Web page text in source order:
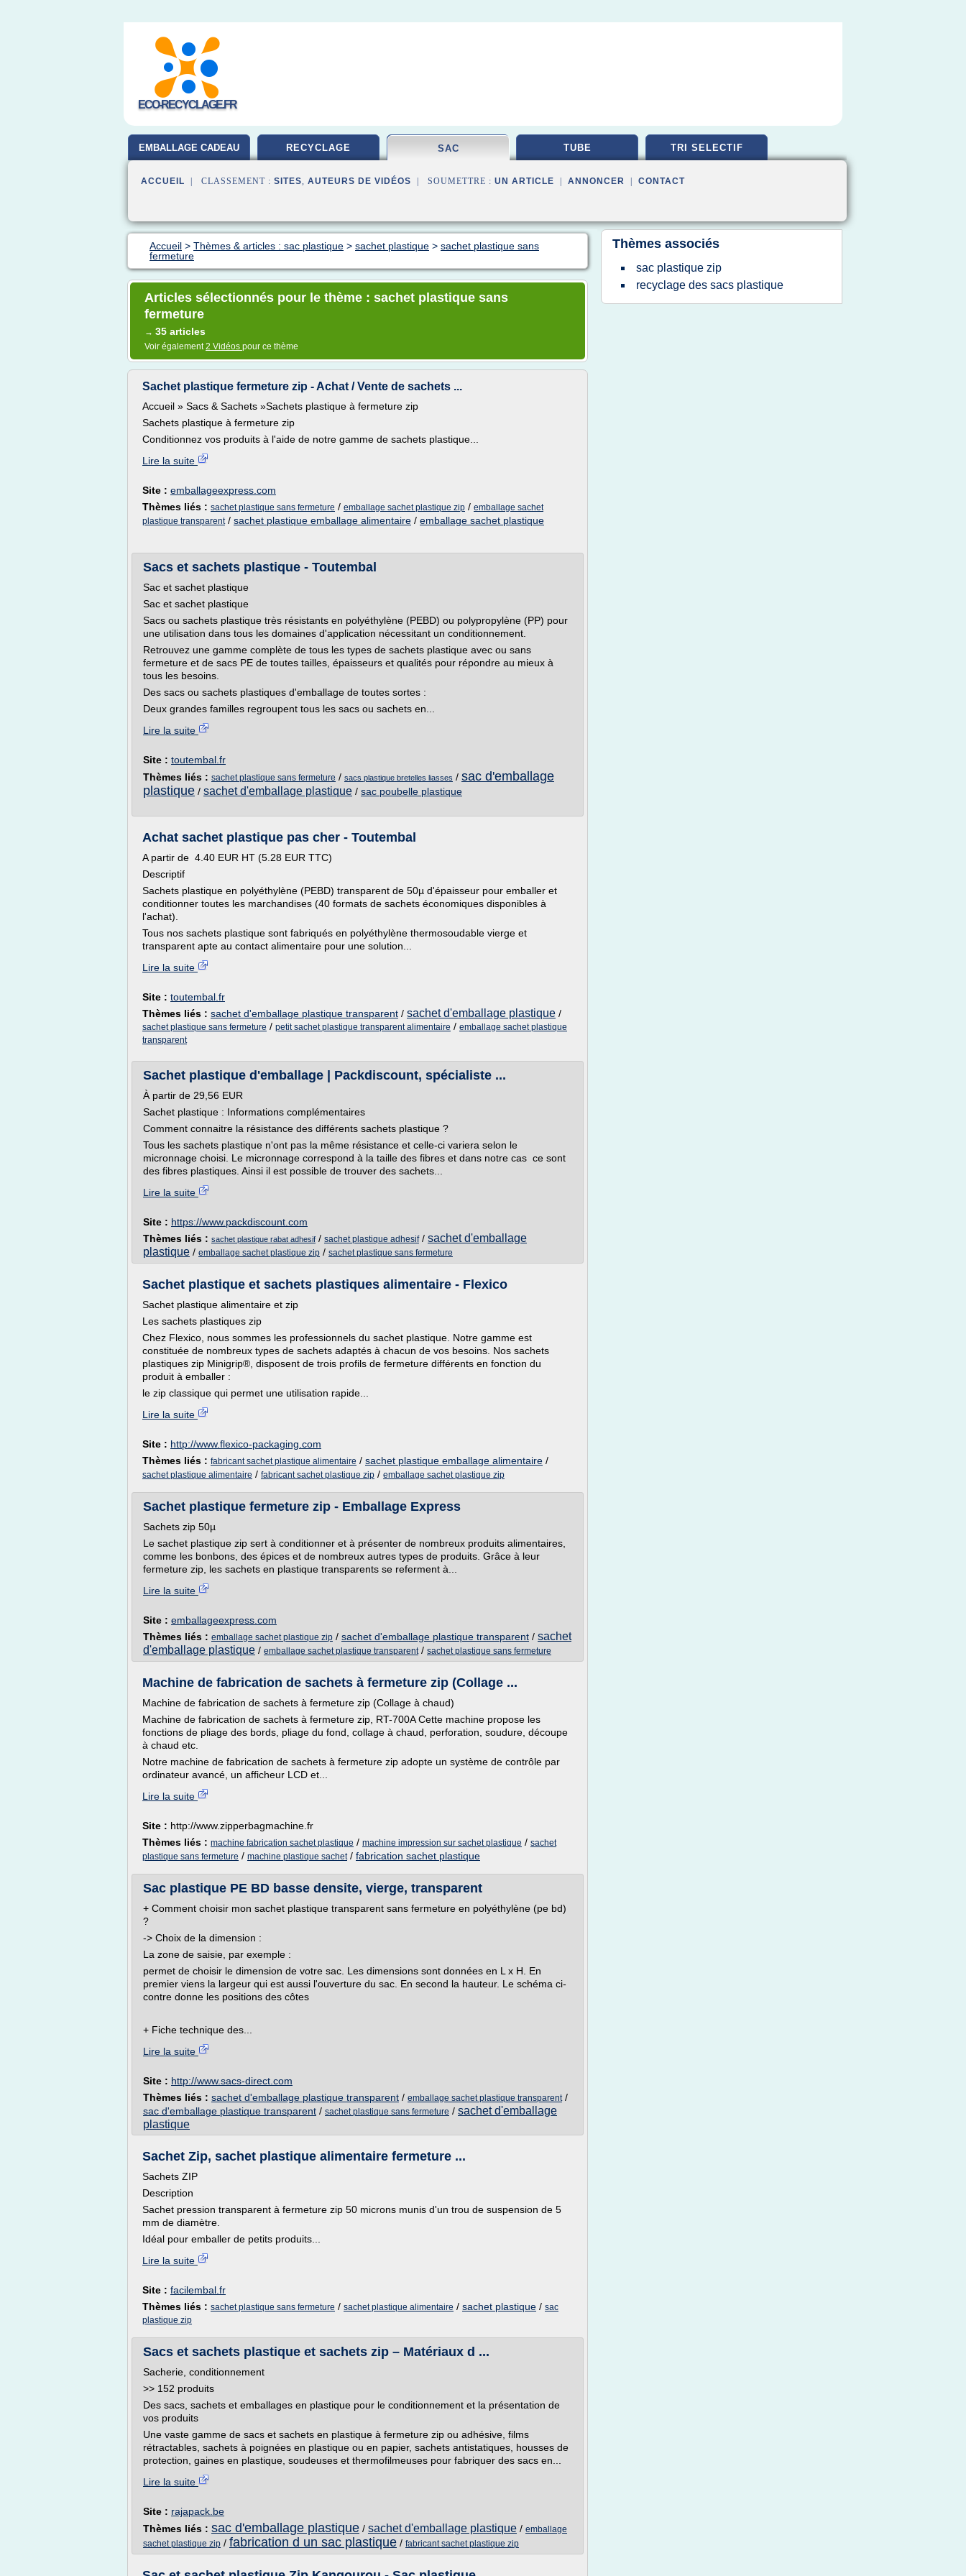
ECO-RECYCLAGE.FR
EMBALLAGE CADEAU RECYCLAGE SAC TUBE TRI SELECTIF
ACCUEIL | CLASSEMENT : SITES, AUTEURS DE VIDÉOS | SOUMETTRE : UN ARTICLE ANNONCER CONTACT
Accueil > Thèmes & articles : sac plastique > sachet plastique > sachet plastique sans
fermeture
Articles sélectionnés pour le thème : sachet plastique sans
fermeture
→ 35 articles
Voir également2 Vidéos pour ce thème
Sachet plastique fermeture zip - Achat / Vente de sachets ...
Accueil » Sacs & Sachets »Sachets plastique à fermeture zip
Sachets plastique à fermeture zip
Conditionnez vos produits à l'aide de notre gamme de sachets plastique...
Lire la suite
Site : emballageexpress.com
Thèmes liés : sachet plastique sans fermeture / emballage sachet plastique zip / emballage sachet
plastique transparent/ sachet plastique emballage alimentaire / emballage sachet plastique
Sacs et sachets plastique - Toutembal
Sac et sachet plastique
Sac et sachet plastique
Sacs ou sachets plastique très résistants en polyéthylène (PEBD) ou polypropylène (PP) pour
une utilisation dans tous les domaines d'application nécessitant un conditionnement.
Retrouvez une gamme complète de tous les types de sachets plastique avec ou sans
fermeture et de sacs PE de toutes tailles, épaisseurs et qualités pour répondre au mieux à
tous les besoins.
Des sacs ou sachets plastiques d'emballage de toutes sortes :
Deux grandes familles regroupent tous les sacs ou sachets en...
Lire la suite
Site : toutembal.fr
Thèmes liés : sachet plastique sans fermeture / sacs plastique bretelles liasses / sac d'emballage
plastique / sachet d'emballage plastique / sac poubelle plastique
Achat sachet plastique pas cher - Toutembal
A partir de 4.40 EUR HT (5.28 EUR TTC)
Descriptif
Sachets plastique en polyéthylène (PEBD) transparent de 50µ d'épaisseur pour emballer et
conditionner toutes les marchandises (40 formats de sachets économiques disponibles à
l'achat).
Tous nos sachets plastique sont fabriqués en polyéthylène thermosoudable vierge et
transparent apte au contact alimentaire pour une solution...
Lire la suite
Site : toutembal.fr
Thèmes liés : sachet d'emballage plastique transparent / sachet d'emballage plastique /
sachet plastique sans fermeture / petit sachet plastique transparent alimentaire / emballage sachet plastique
transparent
Sachet plastique d'emballage | Packdiscount, spécialiste ...
À partir de 29,56 EUR
Sachet plastique : Informations complémentaires
Comment connaitre la résistance des différents sachets plastique ?
Tous les sachets plastique n'ont pas la même résistance et celle-ci variera selon le
micronnage choisi. Le micronnage correspond à la taille des fibres et dans notre cas ce sont
des fibres plastiques. Ainsi il est possible de trouver des sachets...
Lire la suite
Site : https://www.packdiscount.com
Thèmes liés : sachet plastique rabat adhesif / sachet plastique adhesif/ sachet d'emballage
plastique / emballage sachet plastique zip / sachet plastique sans fermeture
Sachet plastique et sachets plastiques alimentaire - Flexico
Sachet plastique alimentaire et zip
Les sachets plastiques zip
Chez Flexico, nous sommes les professionnels du sachet plastique. Notre gamme est
constituée de nombreux types de sachets adaptés à chacun de vos besoins. Nos sachets
plastiques zip Minigrip®, disposent de trois profils de fermeture différents en fonction du
produit à emballer :
le zip classique qui permet une utilisation rapide...
Lire la suite
Site : http://www.flexico-packaging.com
Thèmes liés : fabricant sachet plastique alimentaire / sachet plastique emballage alimentaire /
sachet plastique alimentaire / fabricant sachet plastique zip / emballage sachet plastique zip
Sachet plastique fermeture zip - Emballage Express
Sachets zip 50µ
Le sachet plastique zip sert à conditionner et à présenter de nombreux produits alimentaires,
comme les bonbons, des épices et de nombreux autres types de produits. Grâce à leur
fermeture zip, les sachets en plastique transparents se referment à...
Lire la suite
Site : emballageexpress.com
Thèmes liés : emballage sachet plastique zip / sachet d'emballage plastique transparent / sachet
d'emballage plastique / emballage sachet plastique transparent/ sachet plastique sans fermeture
Machine de fabrication de sachets à fermeture zip (Collage ...
Machine de fabrication de sachets à fermeture zip (Collage à chaud)
Machine de fabrication de sachets à fermeture zip, RT-700A Cette machine propose les
fonctions de pliage des bords, pliage du fond, collage à chaud, perforation, soudure, découpe
à chaud etc.
Notre machine de fabrication de sachets à fermeture zip adopte un système de contrôle par
ordinateur avancé, un afficheur LCD et...
Lire la suite
Site : http://www.zipperbagmachine.fr
Thèmes liés : machine fabrication sachet plastique / machine impression sur sachet plastique / sachet
plastique sans fermeture / machine plastique sachet/ fabrication sachet plastique
Sac plastique PE BD basse densite, vierge, transparent
+ Comment choisir mon sachet plastique transparent sans fermeture en polyéthylène (pe bd)
?
-> Choix de la dimension :
La zone de saisie, par exemple :
permet de choisir le dimension de votre sac. Les dimensions sont données en L x H. En
premier viens la largeur qui est aussi l'ouverture du sac. En second la hauteur. Le schéma ci-
contre donne les positions des côtes
+ Fiche technique des...
Lire la suite
Site : http://www.sacs-direct.com
Thèmes liés : sachet d'emballage plastique transparent / emballage sachet plastique transparent/
sac d'emballage plastique transparent / sachet plastique sans fermeture / sachet d'emballage
plastique
Sachet Zip, sachet plastique alimentaire fermeture ...
Sachets ZIP
Description
Sachet pression transparent à fermeture zip 50 microns munis d'un trou de suspension de 5
mm de diamètre.
Idéal pour emballer de petits produits...
Lire la suite
Site : facilembal.fr
Thèmes liés : sachet plastique sans fermeture / sachet plastique alimentaire / sachet plastique / sac
plastique zip
Sacs et sachets plastique et sachets zip – Matériaux d ...
Sacherie, conditionnement
>> 152 produits
Des sacs, sachets et emballages en plastique pour le conditionnement et la présentation de
vos produits
Une vaste gamme de sacs et sachets en plastique à fermeture zip ou adhésive, films
rétractables, sachets à poignées en plastique ou en papier, sachets antistatiques, housses de
protection, gaines en plastique, soudeuses et thermofilmeuses pour fabriquer des sacs en...
Lire la suite
Site : rajapack.be
Thèmes liés : sac d'emballage plastique / sachet d'emballage plastique / emballage
sachet plastique zip / fabrication d un sac plastique / fabricant sachet plastique zip
Thèmes associés
sac plastique zip
recyclage des sacs plastique